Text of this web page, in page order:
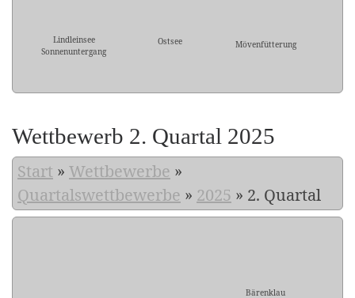
Lindleinsee
Sonnenuntergang
Ostsee Mövenfütterung
Wettbewerb 2. Quartal 2025
Start » Wettbewerbe »
Quartalswettbewerbe » 2025 » 2. Quartal
Bärenklau